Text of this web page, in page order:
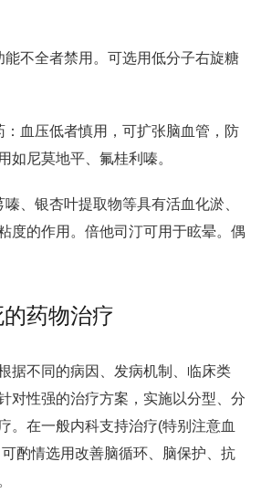
能不全者禁用。可选用低分子右旋糖
：血压低者慎用，可扩张脑血管，防
如尼莫地平、氟桂利嗪。
、银杏叶提取物等具有活血化淤、
度的作用。倍他司汀可用于眩晕。偶
药物治疗
据不同的病因、发病机制、临床类
对性强的治疗方案，实施以分型、分
。在一般内科支持治疗(特别注意血
酌情选用改善脑循环、脑保护、抗